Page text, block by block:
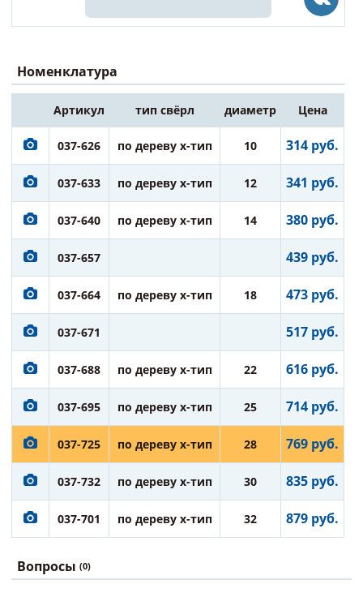
Номенклатура
Артикул тип свёрл диаметр Цена
037-626 по дереву х-тип 10 314 руб.
037-633 по дереву х-тип 12 341 руб.
037-640 по дереву х-тип 14 380 руб.
037-657 439 руб.
037-664 по дереву х-тип 18 473 руб.
037-671 517 руб.
037-688 по дереву х-тип 22 616 руб.
037-695 по дереву х-тип 25 714 руб.
037-725 по дереву х-тип 28 769 руб.
037-732 по дереву х-тип 30 835 руб.
037-701 по дереву х-тип 32 879 руб.
Вопросы (0)